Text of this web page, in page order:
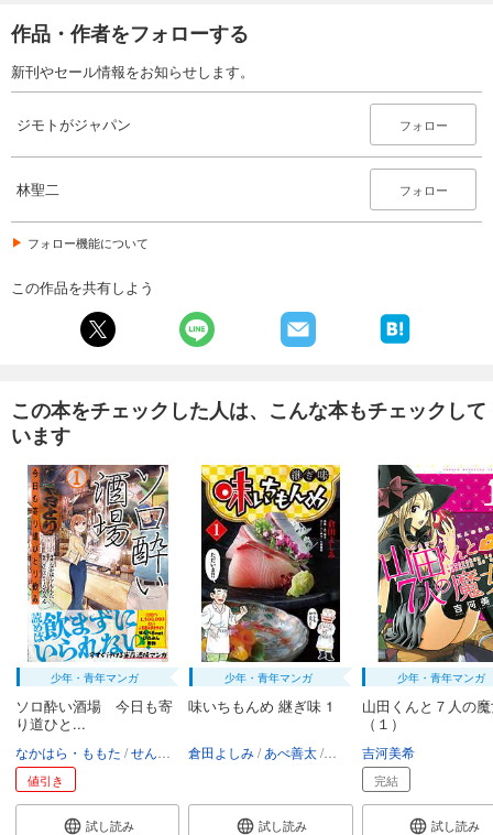
作品・作者をフォローする
新刊やセール情報をお知らせします。
ジモトがジャパン フォロー
林聖二 フォロー
フォロー機能について
この作品を共有しよう
この本をチェックした人は、こんな本もチェックして
います
少年・青年マンガ
ソロ酔い酒場 今日も寄
り道ひと...
なかはら・ももた せんべろnet ひろみん
値引き
試し読み
少年・青年マンガ
味いちもんめ 継ぎ味 1
倉田よしみ あべ善太 久部緑郎
試し読み
少年・青年マンガ
山田くんと７人の
（１）
吉河美希
完結
試し読み